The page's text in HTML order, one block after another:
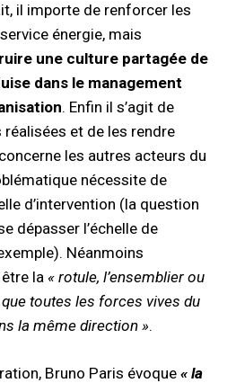
il importe de renforcer les
énergie, mais
une culture partagée de
dans le management
. Enfin il s’agit de
et de les rendre
les autres acteurs du
nécessite de
d’intervention (la question
dépasser l’échelle de
Néanmoins
la « rotule, l’ensemblier ou
toutes les forces vives du
la même direction ».
Bruno Paris évoque « la